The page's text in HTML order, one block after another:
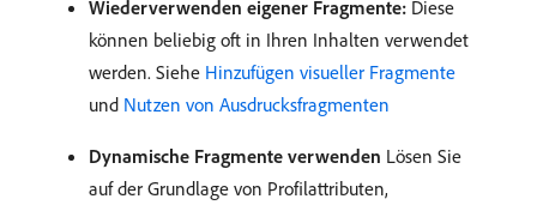
Wiederverwenden eigener Fragmente: Diese
können beliebig oft in Ihren Inhalten verwendet
werden. Siehe Hinzufügen visueller Fragmente
und Nutzen von Ausdrucksfragmenten
Dynamische Fragmente verwenden Lösen Sie
auf der Grundlage von Profilattributen,